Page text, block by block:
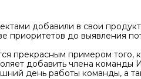
добавили в свои
приоритетов до выявления
прекрасным примером того,
добавить члена
день работы команды, а